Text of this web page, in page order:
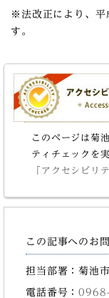
※法改正により、平
す。
このページは菊
ティチェックを
「アクセシビリ
この記事へのお
担当部署：菊池
電話番号：